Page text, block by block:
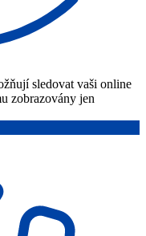
sledovat vaši online
zobrazovány jen